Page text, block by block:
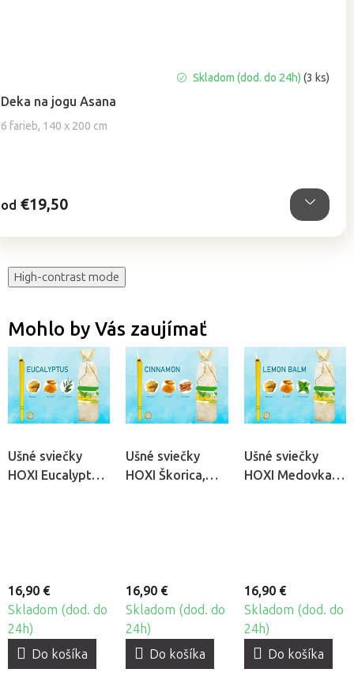
Deka na jogu Asana
6 farieb, 140 x 200 cm
hodnotenie
produktu
je
Skladom (dod. do 24h)(3 ks)
od €19,50
High-contrast mode
Mohlo by Vás zaujímať
Ušné sviečky
HOXI Eucalyptus,
16,90 €
Skladom (dod. do
24h)
Do košíka
Ušné sviečky
HOXI Škorica,
16,90 €
Skladom (dod. do
24h)
Do košíka
Ušné sviečky
HOXI Medovka,
16,90 €
Skladom (dod. do
24h)
Do košíka